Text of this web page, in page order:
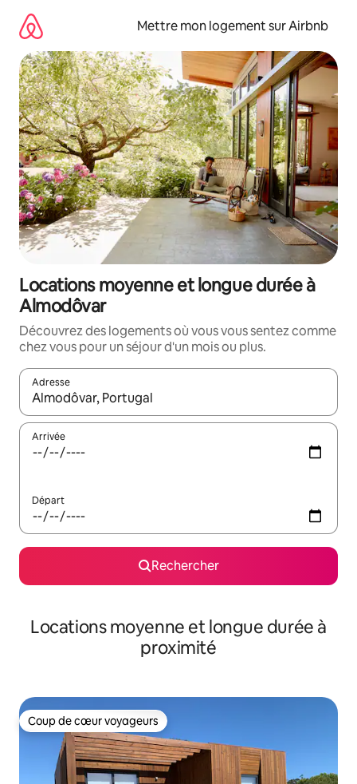
directement
contenu
Mettre mon logement sur Airbnb
Locations moyenne et longue durée à
Almodôvar
Découvrez des logements où vous vous sentez comme
chez vous pour un séjour d'un mois ou plus.
Adresse
Lorsque les résultats s'affichent, utilisez les flèches vers le
Arrivée
Départ
Rechercher
Locations moyenne et longue durée à
proximité
Coup de cœur voyageurs
Coup de cœur voyageurs